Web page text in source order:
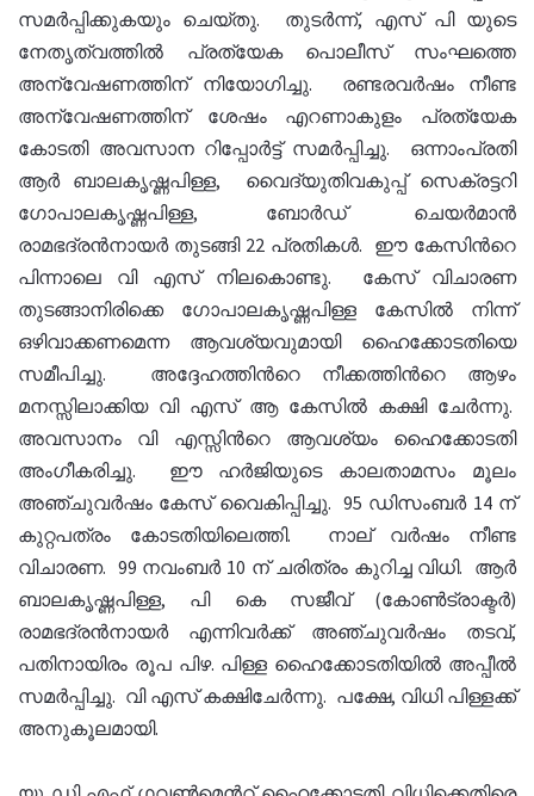
സമര്‍പ്പിക്കുകയും ചെയ്തു. തുടര്‍ന്ന്, എസ് പി യുടെ
നേതൃത്വത്തില്‍ പ്രത്യേക പൊലീസ് സംഘത്തെ
അന്വേഷണത്തിന് നിയോഗിച്ചു. രണ്ടരവര്‍ഷം നീണ്ട
അന്വേഷണത്തിന് ശേഷം എറണാകുളം പ്രത്യേക
കോടതി അവസാന റിപ്പോര്‍ട്ട് സമര്‍പ്പിച്ചു. ഒന്നാംപ്രതി
ആര്‍ ബാലകൃഷ്ണപിള്ള, വൈദ്യുതിവകുപ്പ് സെക്രട്ടറി
ഗോപാലകൃഷ്ണപിള്ള, ബോര്‍ഡ് ചെയര്‍മാന്‍
രാമഭദ്രന്‍നായര്‍ തുടങ്ങി 22 പ്രതികള്‍. ഈ കേസിന്‍റെ
പിന്നാലെ വി എസ് നിലകൊണ്ടു. കേസ് വിചാരണ
തുടങ്ങാനിരിക്കെ ഗോപാലകൃഷ്ണപിള്ള കേസില്‍ നിന്ന്
ഒഴിവാക്കണമെന്ന ആവശ്യവുമായി ഹൈക്കോടതിയെ
സമീപിച്ചു. അദ്ദേഹത്തിന്‍റെ നീക്കത്തിന്‍റെ ആഴം
മനസ്സിലാക്കിയ വി എസ് ആ കേസില്‍ കക്ഷി ചേര്‍ന്നു.
അവസാനം വി എസ്സിന്‍റെ ആവശ്യം ഹൈക്കോടതി
അംഗീകരിച്ചു. ഈ ഹര്‍ജിയുടെ കാലതാമസം മൂലം
അഞ്ചുവര്‍ഷം കേസ് വൈകിപ്പിച്ചു. 95 ഡിസംബര്‍ 14 ന്
കുറ്റപത്രം കോടതിയിലെത്തി. നാല് വര്‍ഷം നീണ്ട
വിചാരണ. 99 നവംബര്‍ 10 ന് ചരിത്രം കുറിച്ച വിധി. ആര്‍
ബാലകൃഷ്ണപിള്ള, പി കെ സജീവ് (കോണ്‍ട്രാക്ടര്‍)
രാമഭദ്രന്‍നായര്‍ എന്നിവര്‍ക്ക് അഞ്ചുവര്‍ഷം തടവ്,
പതിനായിരം രൂപ പിഴ. പിള്ള ഹൈക്കോടതിയില്‍ അപ്പീല്‍
സമര്‍പ്പിച്ചു. വി എസ് കക്ഷിചേര്‍ന്നു. പക്ഷേ, വിധി പിള്ളക്ക്
അനുകൂലമായി.